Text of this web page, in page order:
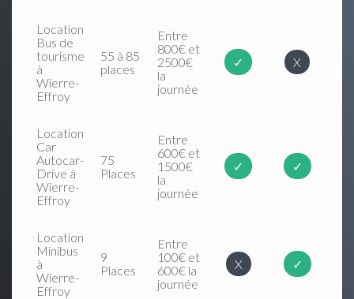
Location
Bus de
tourisme
à
Wierre-
Effroy
55 à 85
places
Entre
800€ et
2500€
la
journée
✓ X
Location
Car
Autocar-
Drive à
Wierre-
Effroy
75
Places
Entre
600€ et
1500€
la
journée
✓ ✓
Location
Minibus
à
Wierre-
Effroy
9
Places
Entre
100€ et
600€ la
journée
X ✓